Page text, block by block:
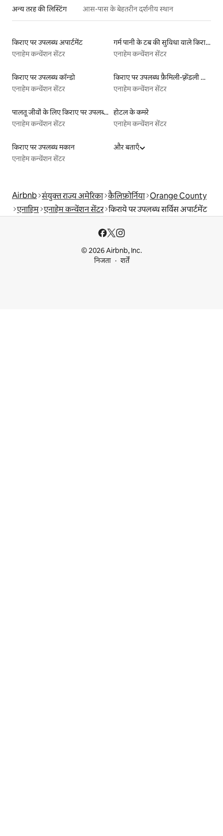
अन्य तरह की लिस्टिंग आस-पास के बेहतरीन दर्शनीय स्थान
किराए पर उपलब्ध अपार्टमेंट
एनाहेम कन्वेंशन सेंटर
गर्म पानी के टब की सुविधा वाले किराये पर उपलब्ध यर्ट टेंट
एनाहेम कन्वेंशन सेंटर
किराए पर उपलब्ध कॉन्डो
एनाहेम कन्वेंशन सेंटर
किराए पर उपलब्ध फ़ैमिली-फ़्रेंडली लिस्टिंग
एनाहेम कन्वेंशन सेंटर
पालतू जीवों के लिए किराए पर उपलब्ध लिस्टिंग
एनाहेम कन्वेंशन सेंटर
होटल के कमरे
एनाहेम कन्वेंशन सेंटर
किराए पर उपलब्ध मकान
एनाहेम कन्वेंशन सेंटर
और बताएँ
Airbnb संयुक्त राज्य अमेरिका कैलिफ़ोर्निया Orange County
एनाहिम एनाहेम कन्वेंशन सेंटर किराये पर उपलब्ध सर्विस अपार्टमेंट
© 2026 Airbnb, Inc.
निजता
शर्तें